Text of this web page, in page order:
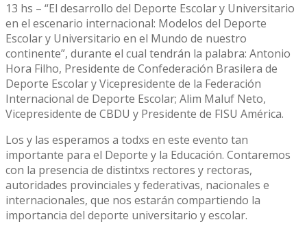
13 hs – “El desarrollo del Deporte Escolar y Universitario
en el escenario internacional: Modelos del Deporte
Escolar y Universitario en el Mundo de nuestro
continente”, durante el cual tendrán la palabra: Antonio
Hora Filho, Presidente de Confederación Brasilera de
Deporte Escolar y Vicepresidente de la Federación
Internacional de Deporte Escolar; Alim Maluf Neto,
Vicepresidente de CBDU y Presidente de FISU América.
Los y las esperamos a todxs en este evento tan
importante para el Deporte y la Educación. Contaremos
con la presencia de distintxs rectores y rectoras,
autoridades provinciales y federativas, nacionales e
internacionales, que nos estarán compartiendo la
importancia del deporte universitario y escolar.